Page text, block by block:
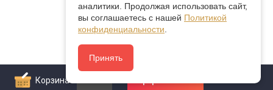
Корзина
аналитики. Продолжая использовать сайт,
вы соглашаетесь с нашей Политикой
конфиденциальности
Принять